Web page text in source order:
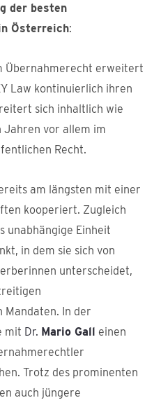
der besten
Österreich:
Übernahmerecht erweitert
Law kontinuierlich ihren
sich inhaltlich wie
Jahren vor allem im
Recht.
am längsten mit einer
kooperiert. Zugleich
unabhängige Einheit
in dem sie sich von
unterscheidet,
Mandaten. In der
mit Dr. Mario Gall einen
Trotz des prominenten
auch jüngere